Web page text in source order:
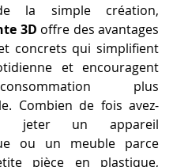
la simple création,
3D offre des avantages
concrets qui simplifient
et encouragent
plus
Combien de fois avez-
jeter un appareil
ou un meuble parce
pièce en plastique,